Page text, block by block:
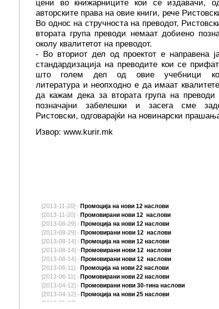
цени во книжарниците кои се издавачи,
авторските права на овие книги, рече
Во однос на стручноста на преводот,
втората група преводи немаат добиено
околу квалитетот на преводот.
- Во вториот дел од проектот е направена
стандардизација на преводите кои се
што голем дел од овие учебници
литература и неопходно е да имаат
да кажам дека за втората група на
позначајни забелешки и засега сме
Ристовски, одговарајќи на новинарски
Извор: www.kurir.mk
[2013-11-20] - Промоција на нови 12 наслови
[2013-11-20] - Промовирани нови 12 наслови
[2013-08-29] - Промоција на нови 12 наслови
[2013-08-29] - Промовирани нови 12 наслови
[2013-08-14] - Промоција на нови 12 наслови
[2013-08-14] - Промовирани нови 12 наслови
[2013-08-14] - Промовирани нови 12 наслови
[2013-06-11] - Промоција на нови 22 наслови
[2013-06-11] - Промовирани нови 22 наслови
[2013-04-12] - Промовирани нови 30-тина наслови
[2013-04-12] - Промоција на нови 25 наслови
[2013-01-16] -